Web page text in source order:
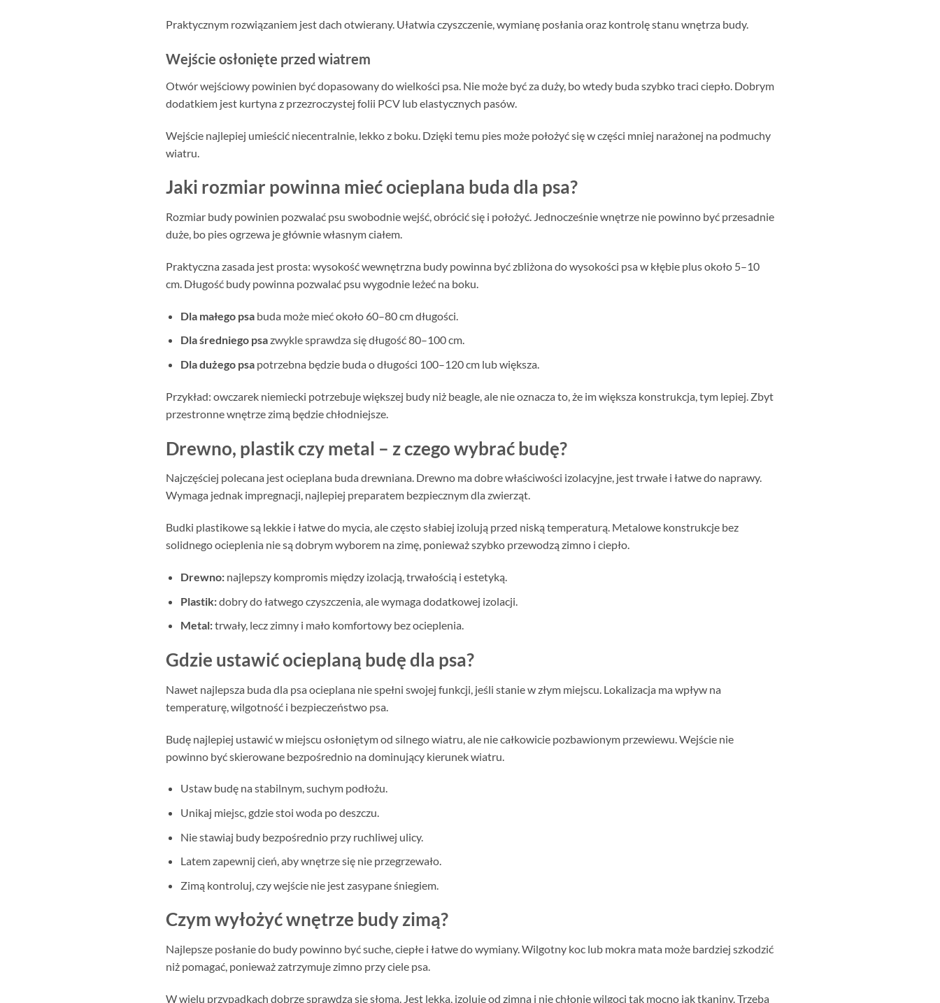
Praktycznym rozwiązaniem jest dach otwierany. Ułatwia czyszczenie, wymianę posłania oraz kontrolę stanu wnętrza budy.
Wejście osłonięte przed wiatrem
Otwór wejściowy powinien być dopasowany do wielkości psa. Nie może być za duży, bo wtedy buda szybko traci ciepło. Dobrym
dodatkiem jest kurtyna z przezroczystej folii PCV lub elastycznych pasów.
Wejście najlepiej umieścić niecentralnie, lekko z boku. Dzięki temu pies może położyć się w części mniej narażonej na podmuchy
wiatru.
Jaki rozmiar powinna mieć ocieplana buda dla psa?
Rozmiar budy powinien pozwalać psu swobodnie wejść, obrócić się i położyć. Jednocześnie wnętrze nie powinno być przesadnie
duże, bo pies ogrzewa je głównie własnym ciałem.
Praktyczna zasada jest prosta: wysokość wewnętrzna budy powinna być zbliżona do wysokości psa w kłębie plus około 5–10
cm. Długość budy powinna pozwalać psu wygodnie leżeć na boku.
Dla małego psabuda może mieć około 60–80 cm długości.
Dla średniego psazwykle sprawdza się długość 80–100 cm.
Dla dużego psapotrzebna będzie buda o długości 100–120 cm lub większa.
Przykład: owczarek niemiecki potrzebuje większej budy niż beagle, ale nie oznacza to, że im większa konstrukcja, tym lepiej. Zbyt
przestronne wnętrze zimą będzie chłodniejsze.
Drewno, plastik czy metal – z czego wybrać budę?
Najczęściej polecana jest ocieplana buda drewniana. Drewno ma dobre właściwości izolacyjne, jest trwałe i łatwe do naprawy.
Wymaga jednak impregnacji, najlepiej preparatem bezpiecznym dla zwierząt.
Budki plastikowe są lekkie i łatwe do mycia, ale często słabiej izolują przed niską temperaturą. Metalowe konstrukcje bez
solidnego ocieplenia nie są dobrym wyborem na zimę, ponieważ szybko przewodzą zimno i ciepło.
Drewno:najlepszy kompromis między izolacją, trwałością i estetyką.
Plastik:dobry do łatwego czyszczenia, ale wymaga dodatkowej izolacji.
Metal:trwały, lecz zimny i mało komfortowy bez ocieplenia.
Gdzie ustawić ocieplaną budę dla psa?
Nawet najlepsza buda dla psa ocieplana nie spełni swojej funkcji, jeśli stanie w złym miejscu. Lokalizacja ma wpływ na
temperaturę, wilgotność i bezpieczeństwo psa.
Budę najlepiej ustawić w miejscu osłoniętym od silnego wiatru, ale nie całkowicie pozbawionym przewiewu. Wejście nie
powinno być skierowane bezpośrednio na dominujący kierunek wiatru.
Ustaw budę na stabilnym, suchym podłożu.
Unikaj miejsc, gdzie stoi woda po deszczu.
Nie stawiaj budy bezpośrednio przy ruchliwej ulicy.
Latem zapewnij cień, aby wnętrze się nie przegrzewało.
Zimą kontroluj, czy wejście nie jest zasypane śniegiem.
Czym wyłożyć wnętrze budy zimą?
Najlepsze posłanie do budy powinno być suche, ciepłe i łatwe do wymiany. Wilgotny koc lub mokra mata może bardziej szkodzić
niż pomagać, ponieważ zatrzymuje zimno przy ciele psa.
W wielu przypadkach dobrze sprawdza się słoma. Jest lekka, izoluje od zimna i nie chłonie wilgoci tak mocno jak tkaniny. Trzeba